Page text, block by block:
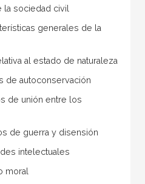
la sociedad civil
generales de la
al estado de naturaleza
de autoconservación
de unión entre los
de guerra y disensión
intelectuales
moral